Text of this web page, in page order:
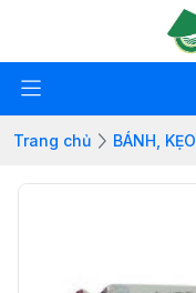
Trang chủ BÁNH, KẸO